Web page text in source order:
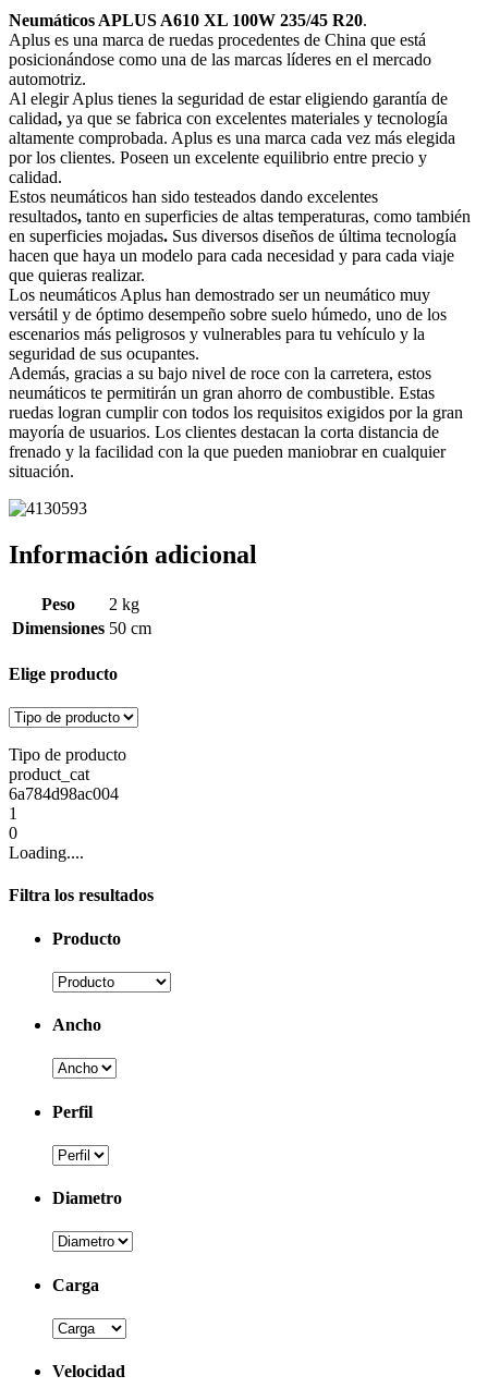
Neumáticos APLUS A610 XL 100W 235/45 R20.
Aplus es una marca de ruedas procedentes de China que está
posicionándose como una de las marcas líderes en el mercado
automotriz.
Al elegir Aplus tienes la seguridad de estar eligiendo garantía de
calidad, ya que se fabrica con excelentes materiales y tecnología
altamente comprobada. Aplus es una marca cada vez más elegida
por los clientes. Poseen un excelente equilibrio entre precio y
calidad.
Estos neumáticos han sido testeados dando excelentes
resultados, tanto en superficies de altas temperaturas, como también
en superficies mojadas. Sus diversos diseños de última tecnología
hacen que haya un modelo para cada necesidad y para cada viaje
que quieras realizar.
Los neumáticos Aplus han demostrado ser un neumático muy
versátil y de óptimo desempeño sobre suelo húmedo, uno de los
escenarios más peligrosos y vulnerables para tu vehículo y la
seguridad de sus ocupantes.
Además, gracias a su bajo nivel de roce con la carretera, estos
neumáticos te permitirán un gran ahorro de combustible. Estas
ruedas logran cumplir con todos los requisitos exigidos por la gran
mayoría de usuarios. Los clientes destacan la corta distancia de
frenado y la facilidad con la que pueden maniobrar en cualquier
situación.
Información adicional
Peso
2 kg
Dimensiones 50 cm
Elige producto
Tipo de producto
product_cat
6a784d98ac004
1
0
Loading....
Filtra los resultados
Producto
Ancho
Perfil
Diametro
Carga
Velocidad